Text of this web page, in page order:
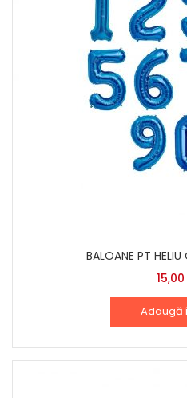
BALOANE PT
15,00
Adaugă